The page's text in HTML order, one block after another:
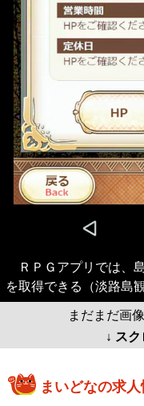
ＲＰＧアプリでは、
を取得できる（淡路島
まだまだ画
↓ ス
まいどなの求人